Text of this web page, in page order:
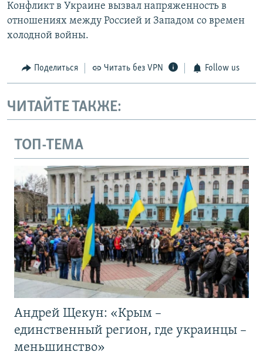
Конфликт в Украине вызвал напряженность в
отношениях между Россией и Западом со времен
холодной войны.
Поделиться Читать без VPN Follow us
ЧИТАЙТЕ ТАКЖЕ:
ТОП-ТЕМА
Андрей Щекун: «Крым –
единственный регион, где украинцы –
меньшинство»